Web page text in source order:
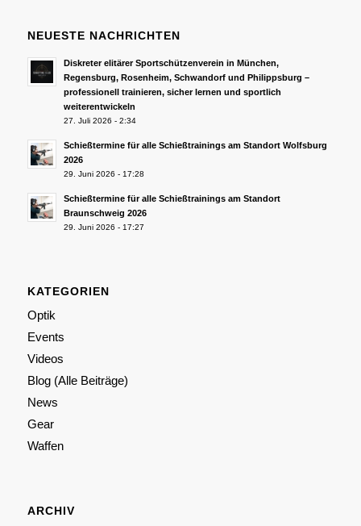
NEUESTE NACHRICHTEN
Diskreter elitärer Sportschützenverein in München,
Regensburg, Rosenheim, Schwandorf und Philippsburg –
professionell trainieren, sicher lernen und sportlich
weiterentwickeln
27. Juli 2026 - 2:34
Schießtermine für alle Schießtrainings am Standort Wolfsburg
2026
29. Juni 2026 - 17:28
Schießtermine für alle Schießtrainings am Standort
Braunschweig 2026
29. Juni 2026 - 17:27
KATEGORIEN
Optik
Events
Videos
Blog (Alle Beiträge)
News
Gear
Waffen
ARCHIV